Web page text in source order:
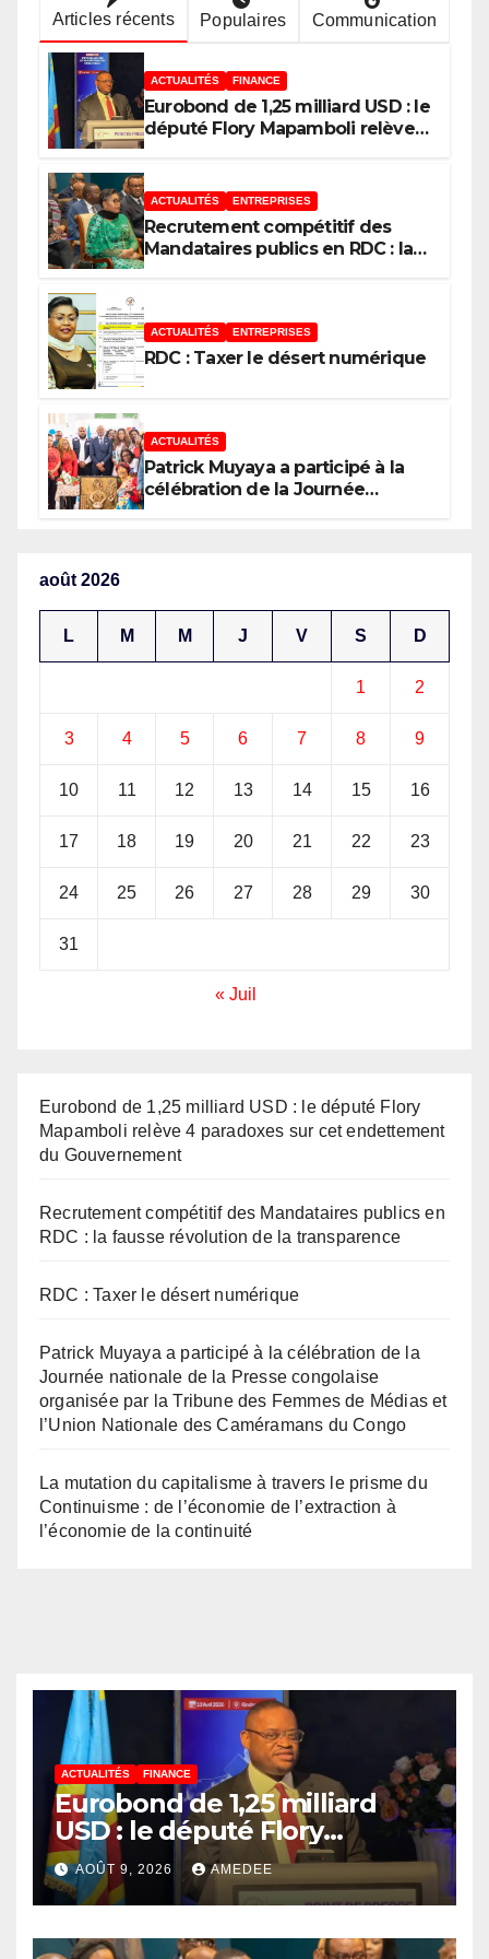
Articles récents Populaires Communication
ACTUALITÉS FINANCE
Eurobond de 1,25 milliard USD : le
député Flory Mapamboli relève 4
ACTUALITÉS ENTREPRISES
Recrutement compétitif des
Mandataires publics en RDC : la
ACTUALITÉS ENTREPRISES
RDC : Taxer le désert numérique
ACTUALITÉS
Patrick Muyaya a participé à la
célébration de la Journée
août 2026
L M M J V S D
1 2
3 4 5 6 7 8 9
10 11 12 13 14 15 16
17 18 19 20 21 22 23
24 25 26 27 28 29 30
31
« Juil
Eurobond de 1,25 milliard USD : le député Flory
Mapamboli relève 4 paradoxes sur cet endettement
du Gouvernement
Recrutement compétitif des Mandataires publics en
RDC : la fausse révolution de la transparence
RDC : Taxer le désert numérique
Patrick Muyaya a participé à la célébration de la
Journée nationale de la Presse congolaise
organisée par la Tribune des Femmes de Médias et
l’Union Nationale des Caméramans du Congo
La mutation du capitalisme à travers le prisme du
Continuisme : de l’économie de l’extraction à
l’économie de la continuité
ACTUALITÉS FINANCE
Eurobond de 1,25 milliard
USD : le député Flory
Mapamboli relève 4
paradoxes sur cet
endettement du
Gouvernement
AOÛT 9, 2026 AMEDEE